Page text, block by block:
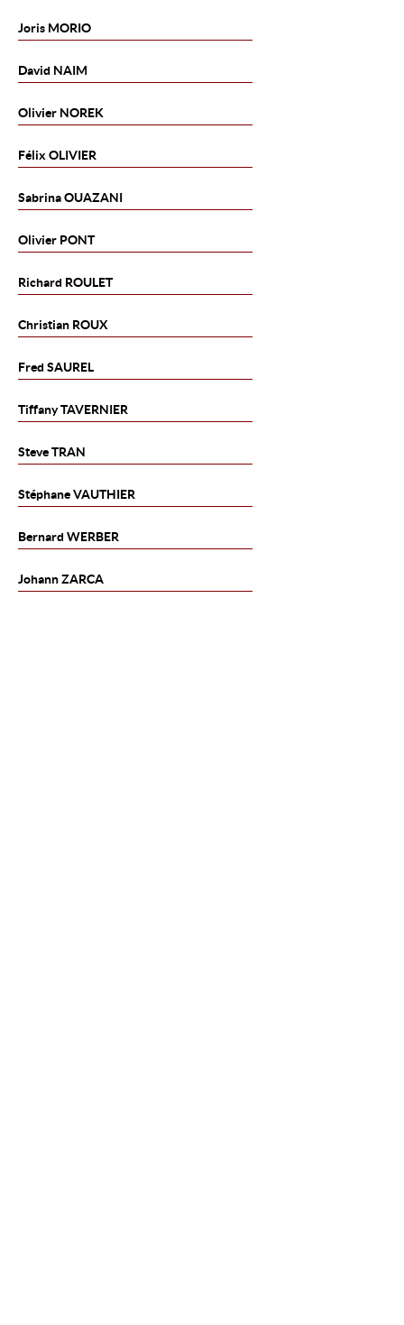
Joris MORIO
David NAIM
Olivier NOREK
Félix OLIVIER
SabrinaOUAZANI
Olivier PONT
Richard ROULET
Christian ROUX
Fred SAUREL
TiffanyTAVERNIER
SteveTRAN
StéphaneVAUTHIER
Bernard WERBER
JohannZARCA